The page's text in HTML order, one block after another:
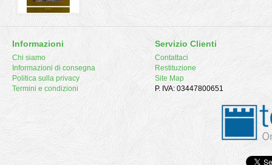
Informazioni
Chi siamo
Informazioni di consegna
Politica sulla privacy
Termini e condizioni
Servizio Clienti
Contattaci
Restituzione
Site Map
P. IVA: 03447800651